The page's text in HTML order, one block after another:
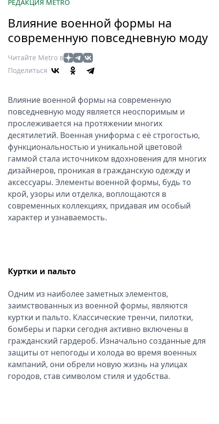
Мир
Здоровье
Еда
Туризм
Театр
Кино
Афиша
Книги
Выставки
Пресс-
релизы
О
Metro
Стримы
Скачай
Metro
РЕДАКЦИЯ METRO
Влияние военной формы на
современную повседневную моду
Читайте Metro в
Поделиться
Влияние военной формы на современную
повседневную моду является неоспоримым и
прослеживается на протяжении многих
десятилетий. Военная униформа с её строгостью,
функциональностью и уникальной цветовой
гаммой стала источником вдохновения для многих
дизайнеров, проникая в гражданскую одежду и
аксессуары. Элементы военной формы, будь то
крой, узоры или отделка, воплощаются в
современных коллекциях, придавая им особый
характер и узнаваемость.
Куртки и пальто
Одним из наиболее заметных элементов,
заимствованных из военной формы, являются
куртки и пальто. Классические тренчи, пилотки,
бомберы и парки сегодня активно включены в
гражданский гардероб. Изначально созданные для
защиты от непогоды и холода во время военных
кампаний, они обрели новую жизнь на улицах
городов, став символом стиля и удобства.